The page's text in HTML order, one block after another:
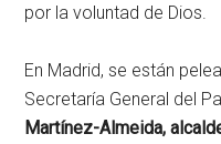
por la voluntad de Dios.
En Madrid, se están
Secretaría General del
Martínez-Almeida,